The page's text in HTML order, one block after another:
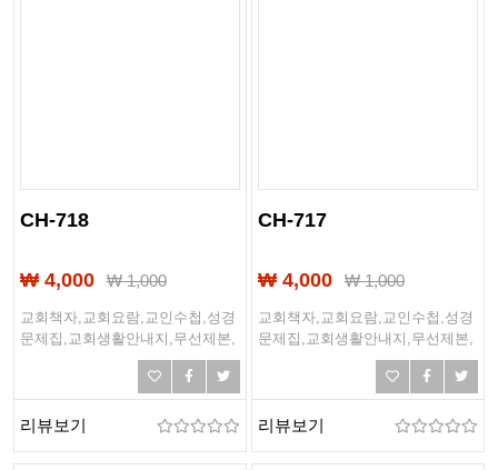
CH-718
₩ 4,000 ₩1,000
교회책자,교회요람,교인수첩,성경
문제집,교회생활안내지,무선제본,
링제본,하드커버제본,떡제본,PDF
리뷰보기
CH-717
₩ 4,000 ₩1,000
교회책자,교회요람,교인수첩,성경
문제집,교회생활안내지,무선제본,
링제본,하드커버제본,떡제본,PDF
리뷰보기